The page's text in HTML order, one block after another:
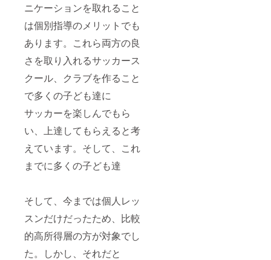
ニケーションを取れること
は個別指導のメリットでも
あります。これら両方の良
さを取り入れるサッカース
クール、クラブを作ること
で多くの子ども達に
サッカーを楽しんでもら
い、上達してもらえると考
えています。そして、これ
までに多くの子ども達
そして、今までは個人レッ
スンだけだったため、比較
的高所得層の方が対象でし
た。しかし、それだと